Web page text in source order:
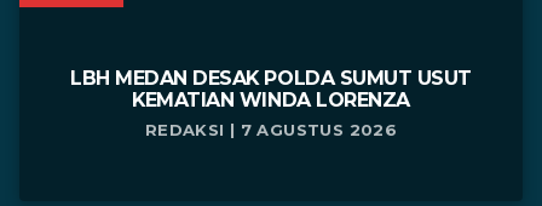
LBH MEDAN DESAK POLDA SUMUT USUT
KEMATIAN WINDA LORENZA
REDAKSI | 7 AGUSTUS 2026